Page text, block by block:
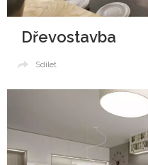
Dřevostavba
Sdílet